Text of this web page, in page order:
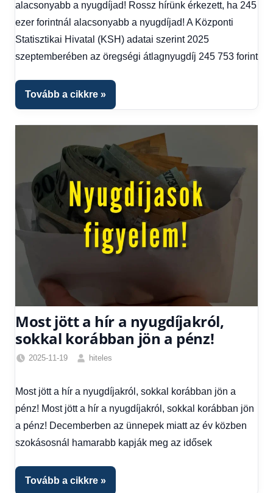
Hírek,
Hírek
1
Hitel
alacsonyabb a nyugdíjad! Rossz hírünk érkezett, ha 245
ezer forintnál alacsonyabb a nyugdíjad! A Központi
Statisztikai Hivatal (KSH) adatai szerint 2025
szeptemberében az öregségi átlagnyugdíj 245 753 forint
Tovább a cikkre
Most jött a hír a nyugdíjakról,
sokkal korábban jön a pénz!
2025-11-19
hiteles
Gazdaság
Hírek,
Hírek
1
Most jött a hír a nyugdíjakról, sokkal korábban jön a
pénz! Most jött a hír a nyugdíjakról, sokkal korábban jön
a pénz! Decemberben az ünnepek miatt az év közben
szokásosnál hamarabb kapják meg az idősek
Tovább a cikkre